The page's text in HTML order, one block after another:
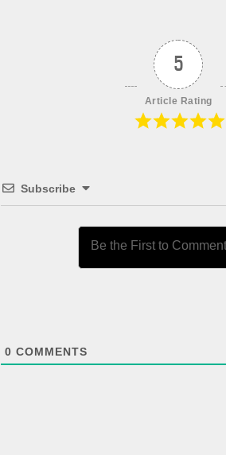
5
Article Rating
Subscribe
0 COMMENTS